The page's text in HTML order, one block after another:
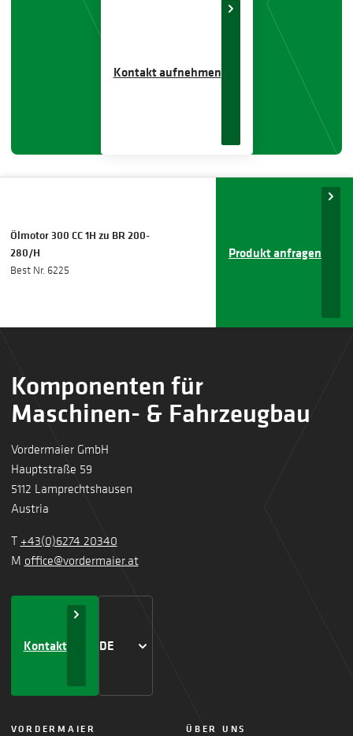
Kontakt aufnehmen
Ölmotor 300 CC 1H zu BR 200-
280/H
Best Nr. 6225
Produkt anfragen
Komponenten für
Maschinen- & Fahrzeugbau
Vordermaier GmbH
Hauptstraße 59
5112 Lamprechtshausen
Austria
T +43(0)6274 20340
M office@vordermaier.at
Kontakt DE
VORDERMAIER ÜBER UNS